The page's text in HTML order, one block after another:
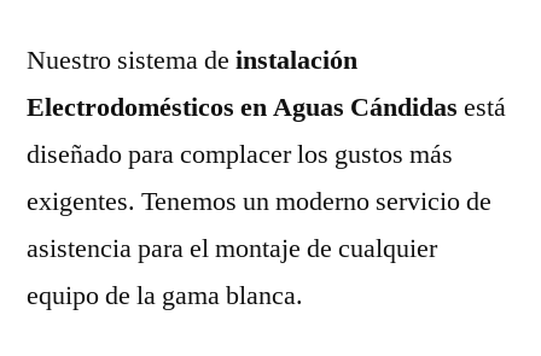
Nuestro sistema de instalación
Electrodomésticos en Aguas Cándidas está
diseñado para complacer los gustos más
exigentes. Tenemos un moderno servicio de
asistencia para el montaje de cualquier
equipo de la gama blanca.